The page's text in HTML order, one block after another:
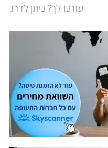
עזרנו לך? ניתן לדרג